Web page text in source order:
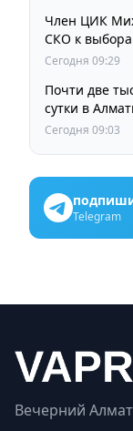
Член ЦИК
СКО к
Сегодня 09:29
Почти две
сутки в
Сегодня 09:03
Telegram
Вечерний